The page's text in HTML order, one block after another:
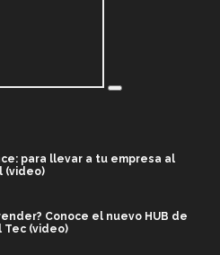
para llevar a tu empresa al
(video)
Conoce el nuevo HUB de
Tec (video)